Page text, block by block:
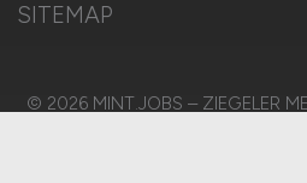
SITEMAP
© 2026 MINT.JOBS – ZIEGELER